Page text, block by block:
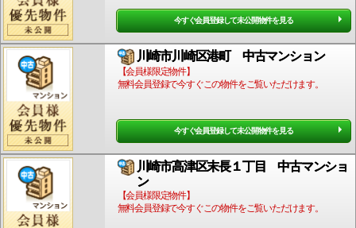
今すぐ会員登録して未公開物件を見る
川崎市川崎区港町 中古マンション
【会員様限定物件】
無料会員登録で今すぐこの物件をご覧いただけます。
今すぐ会員登録して未公開物件を見る
川崎市高津区末長１丁目 中古マンショ
ン
【会員様限定物件】
無料会員登録で今すぐこの物件をご覧いただけます。